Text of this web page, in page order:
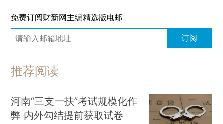
免费订阅财新网主编精选版电邮
订阅
推荐阅读
河南“三支一扶”考试规模化作
弊 内外勾结提前获取试卷